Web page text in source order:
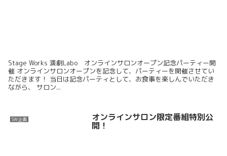
Stage Works 演劇Labo オンラインサロンオープン記念パーティー開
催 オンラインサロンオープンを記念して、パーティーを開催させてい
ただきます！ 当日は記念パーティとして、お食事を楽しんでいただき
ながら、 サロン...
SW企画 オンラインサロン限定番組特別公
開！